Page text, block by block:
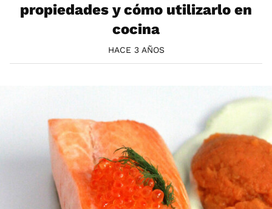
propiedades y cómo utilizarlo en
cocina
HACE 3 AÑOS